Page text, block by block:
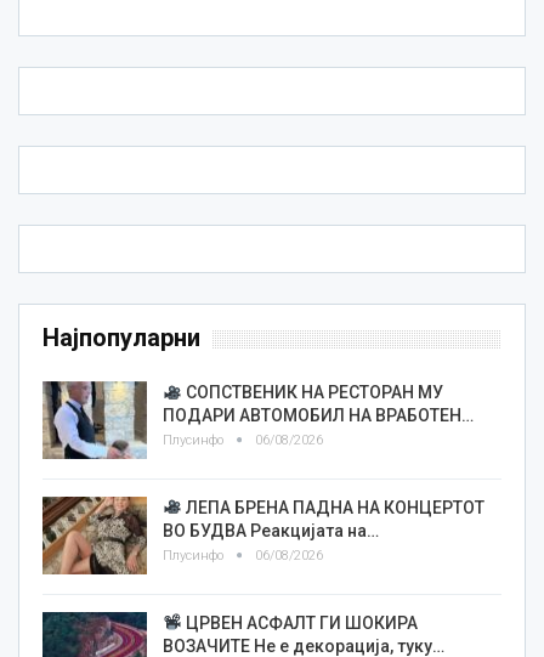
Најпопуларни
СОПСТВЕНИК НА РЕСТОРАН МУ
ПОДАРИ АВТОМОБИЛ НА ВРАБОТЕН…
Плусинфо 06/08/2026
ЛЕПА БРЕНА ПАДНА НА КОНЦЕРТОТ
ВО БУДВА Реакцијата на…
Плусинфо 06/08/2026
ЦРВЕН АСФАЛТ ГИ ШОКИРА
ВОЗАЧИТЕ Не е декорација, туку…